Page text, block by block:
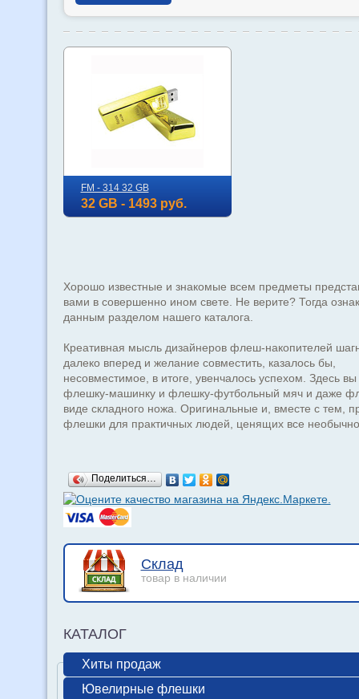
FM - 314 32 GB
32 GB - 1493 руб.
Хорошо известные и знакомые всем предметы
вами в совершенно ином свете. Не верите? Тогда
данным разделом нашего каталога.
Креативная мысль дизайнеров флеш-накопителей
далеко вперед и желание совместить, казалось бы,
несовместимое, в итоге, увенчалось успехом. Здесь
флешку-машинку и флешку-футбольный мяч и даже
виде складного ножа. Оригинальные и, вместе с тем,
флешки для практичных людей, ценящих все
Поделиться…
Склад
товар в наличии
КАТАЛОГ
Хиты продаж
Ювелирные флешки